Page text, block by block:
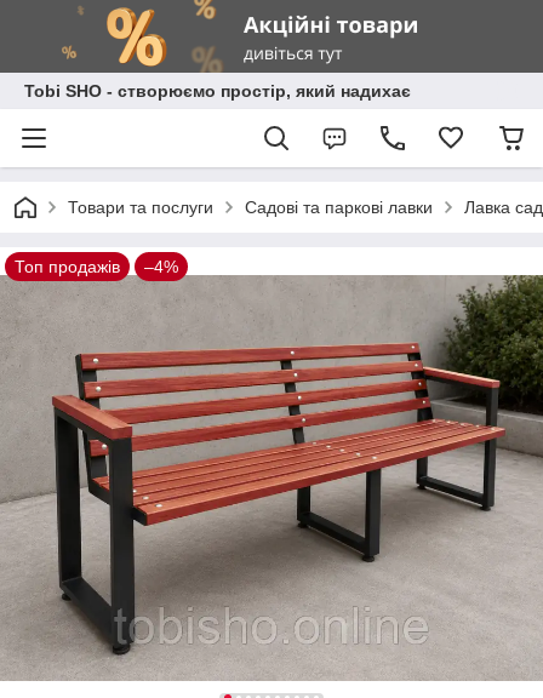
Tobi SHO - створюємо простір, який надихає
Товари та послуги Садові та паркові лавки Лавка
Топ продажів –4%